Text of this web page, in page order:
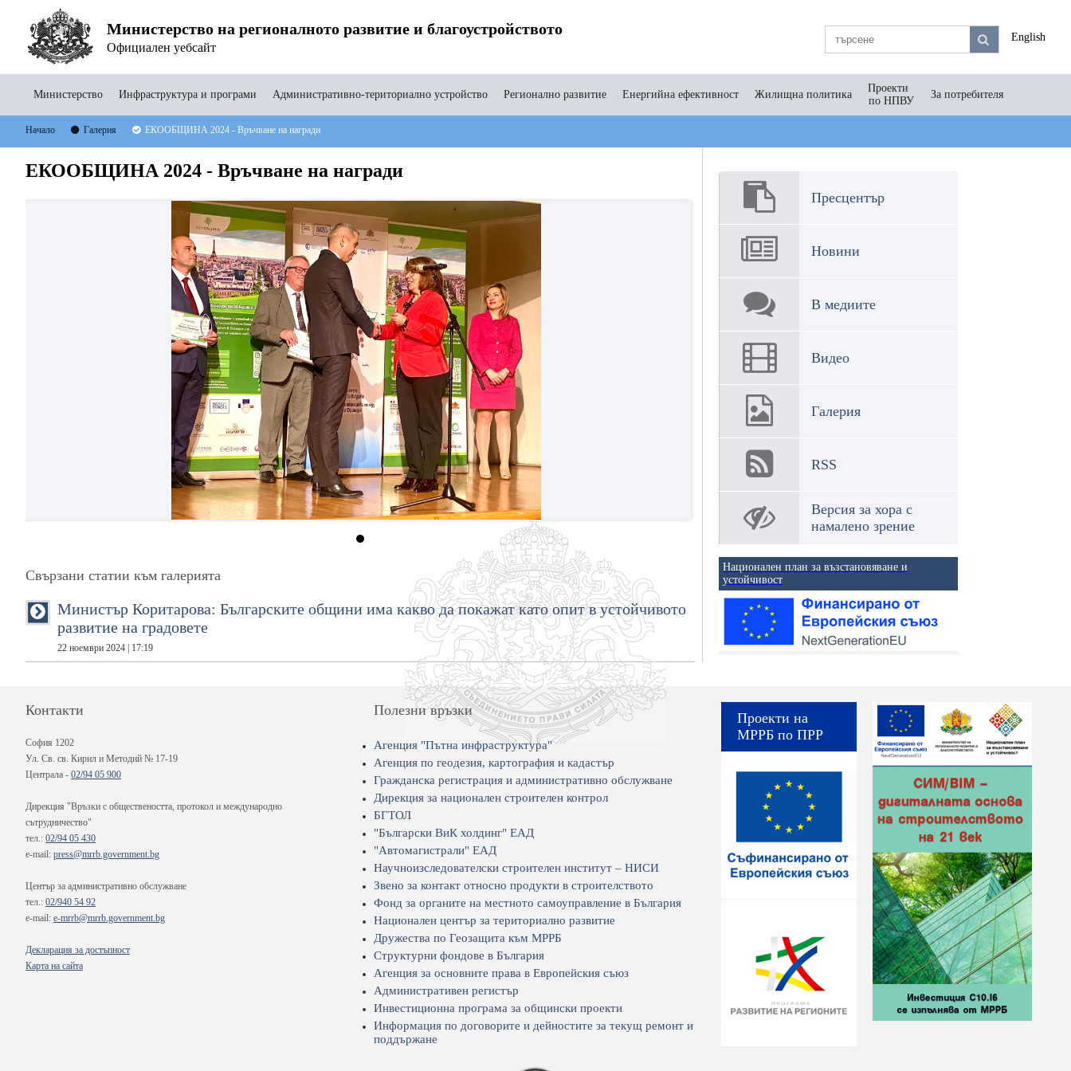
Министерство на регионалното развитие и благоустройството
Официален уебсайт
English
Министерство Инфраструктура и програми Административно-териториално устройство Регионално развитие Енергийна ефективност Жилищна политика
Проекти
по НПВУ
За потребителя
Начало Галерия ЕКООБЩИНА 2024 - Връчване на награди
ЕКООБЩИНА 2024 - Връчване на награди
Свързани статии към галерията
Министър Коритарова: Българските общини има какво да покажат като опит в устойчивото
развитие на градовете
22 ноември 2024 | 17:19
Пресцентър
Новини
В медиите
Видео
Галерия
RSS
Версия за хора с
намалено зрение
Национален план за възстановяване и
устойчивост
Контакти
София 1202
Ул. Св. св. Кирил и Методий № 17-19
Централа - 02/94 05 900
Дирекция "Връзки с обществеността, протокол и международно
сътрудничество"
тел.: 02/94 05 430
e-mail: press@mrrb.government.bg
Център за административно обслужване
тел.: 02/940 54 92
e-mail: e-mrrb@mrrb.government.bg
Декларация за достъпност
Карта на сайта
Полезни връзки
Агенция "Пътна инфраструктура"
Агенция по геодезия, картография и кадастър
Гражданска регистрация и административно обслужване
Дирекция за национален строителен контрол
БГТОЛ
"Български ВиК холдинг" ЕАД
"Автомагистрали" ЕАД
Научноизследователски строителен институт – НИСИ
Звено за контакт относно продукти в строителството
Фонд за органите на местното самоуправление в България
Национален център за териториално развитие
Дружества по Геозащита към МРРБ
Структурни фондове в България
Агенция за основните права в Европейския съюз
Административен регистър
Инвестиционна програма за общински проекти
Информация по договорите и дейностите за текущ ремонт и
поддържане
Проекти на
МРРБ по ПРР